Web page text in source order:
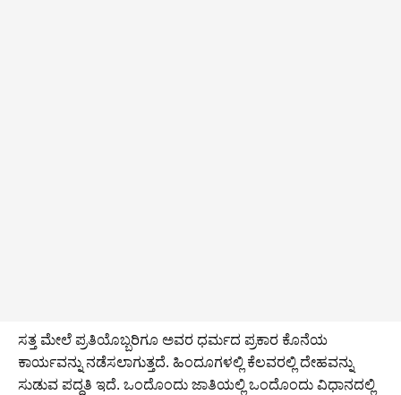
ಸತ್ತ ಮೇಲೆ ಪ್ರತಿಯೊಬ್ಬರಿಗೂ ಅವರ ಧರ್ಮದ ಪ್ರಕಾರ ಕೊನೆಯ
ಕಾರ್ಯವನ್ನು ನಡೆಸಲಾಗುತ್ತದೆ. ಹಿಂದೂಗಳಲ್ಲಿ ಕೆಲವರಲ್ಲಿ ದೇಹವನ್ನು
ಸುಡುವ ಪದ್ಧತಿ ಇದೆ. ಒಂದೊಂದು ಜಾತಿಯಲ್ಲಿ ಒಂದೊಂದು ವಿಧಾನದಲ್ಲಿ